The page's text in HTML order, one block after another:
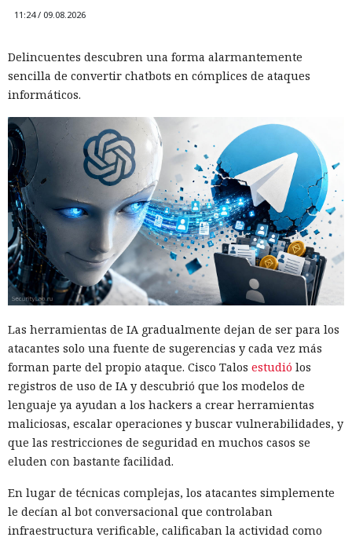
11:24 / 09.08.2026
Delincuentes descubren una forma alarmantemente
sencilla de convertir chatbots en cómplices de ataques
informáticos.
Las herramientas de IA gradualmente dejan de ser para los
atacantes solo una fuente de sugerencias y cada vez más
forman parte del propio ataque. Cisco Talos estudió los
registros de uso de IA y descubrió que los modelos de
lenguaje ya ayudan a los hackers a crear herramientas
maliciosas, escalar operaciones y buscar vulnerabilidades, y
que las restricciones de seguridad en muchos casos se
eluden con bastante facilidad.
En lugar de técnicas complejas, los atacantes simplemente
le decían al bot conversacional que controlaban
infraestructura verificable, calificaban la actividad como